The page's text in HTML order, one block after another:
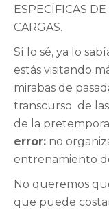
ESPECÍFICAS
CARGAS.
Sí lo sé, ya lo
estás visitando
mirabas de
transcurso de
de la
error: no
entrenamiento
No queremos
que puede